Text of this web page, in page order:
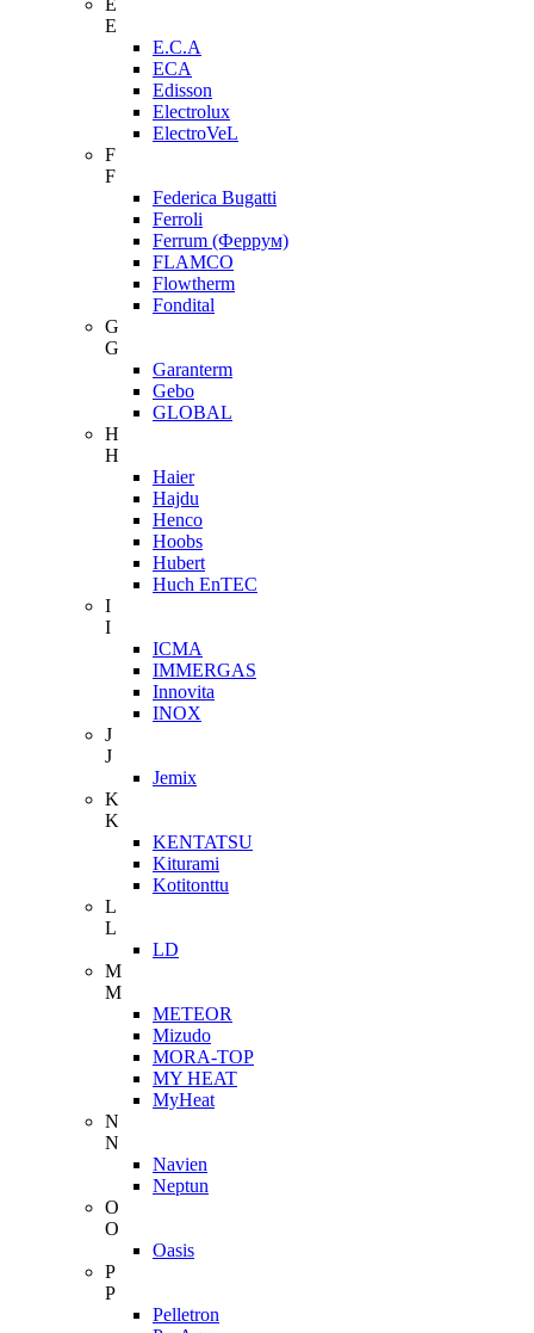
E
E
E.C.A
ECA
Edisson
Electrolux
ElectroVeL
F
F
Federica Bugatti
Ferroli
Ferrum (Феррум)
FLAMCO
Flowtherm
Fondital
G
G
Garanterm
Gebo
GLOBAL
H
H
Haier
Hajdu
Henco
Hoobs
Hubert
Huch EnTEC
I
I
ICMA
IMMERGAS
Innovita
INOX
J
J
Jemix
K
K
KENTATSU
Kiturami
Kotitonttu
L
L
LD
M
M
METEOR
Mizudo
MORA-TOP
MY HEAT
MyHeat
N
N
Navien
Neptun
O
O
Oasis
P
P
Pelletron